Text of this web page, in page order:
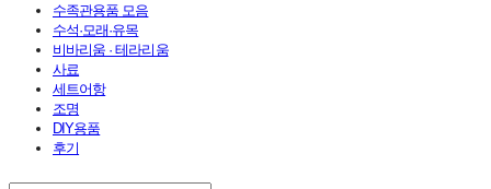
수족관용품 모음
수석·모래·유목
비바리움 · 테라리움
사료
세트어항
조명
DIY용품
후기